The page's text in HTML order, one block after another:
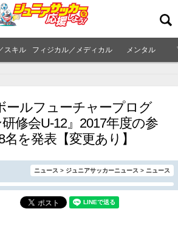
スキル フィジカル／メディカル メンタル
ールフューチャープログ
修会U-12』2017年度の参
を発表【変更あり】
ニュース > ジュニアサッカーニュース > ニュース